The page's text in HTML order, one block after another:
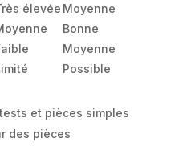
élevée Moyenne
Bonne
Moyenne
Possible
et pièces simples
des pièces